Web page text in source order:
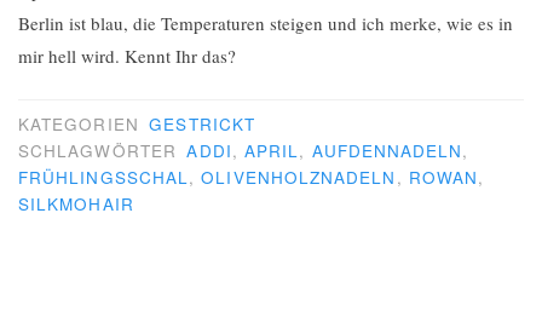
Berlin ist blau, die Temperaturen steigen und ich merke, wie es in
mir hell wird. Kennt Ihr das?
KATEGORIEN GESTRICKT
SCHLAGWÖRTER ADDI, APRIL, AUFDENNADELN,
FRÜHLINGSSCHAL,OLIVENHOLZNADELN , ROWAN,
SILKMOHAIR